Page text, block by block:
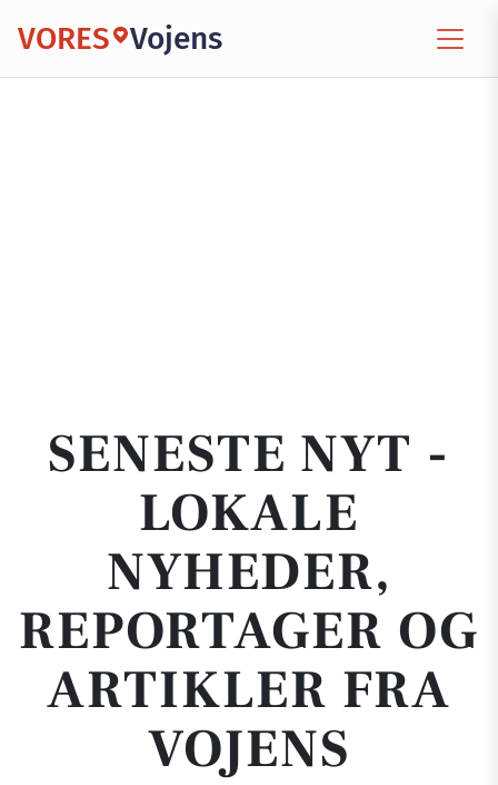
VORES Vojens
SENESTE NYT -
LOKALE
NYHEDER,
REPORTAGER OG
ARTIKLER FRA
VOJENS